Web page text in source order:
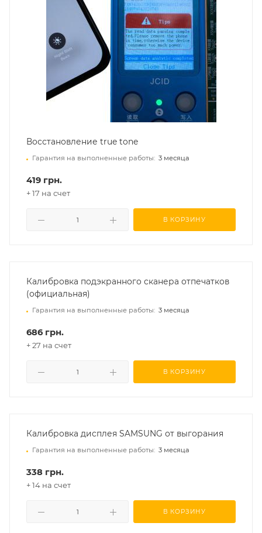
Восстановление true tone
Гарантия на выполненные работы: 3 месяца
419 грн.
+ 17 на счет
В КОРЗИНУ
Калибровка подэкранного сканера отпечатков
(официальная)
Гарантия на выполненные работы: 3 месяца
686 грн.
+ 27 на счет
В КОРЗИНУ
Калибровка дисплея SAMSUNG от выгорания
Гарантия на выполненные работы: 3 месяца
338 грн.
+ 14 на счет
В КОРЗИНУ